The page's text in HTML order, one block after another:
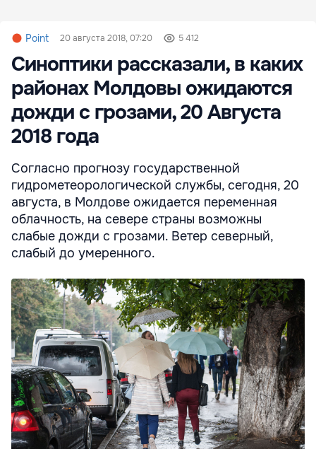
Point 20 августа 2018, 07:20 5 412
Синоптики рассказали, в каких
районах Молдовы ожидаются
дожди с грозами, 20 Августа
2018 года
Согласно прогнозу государственной
гидрометеорологической службы, сегодня, 20
августа, в Молдове ожидается переменная
облачность, на севере страны возможны
слабые дожди с грозами. Ветер северный,
слабый до умеренного.